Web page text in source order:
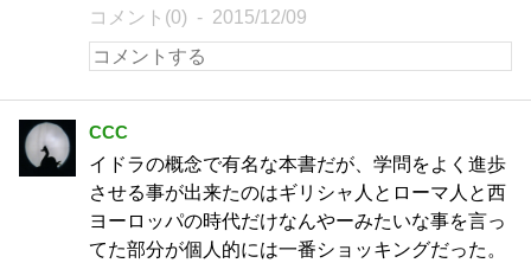
コメント(0) 2015/12/09
CCC
イドラの概念で有名な本書だが、学問をよく進歩
させる事が出来たのはギリシャ人とローマ人と西
ヨーロッパの時代だけなんやーみたいな事を言っ
てた部分が個人的には一番ショッキングだった。